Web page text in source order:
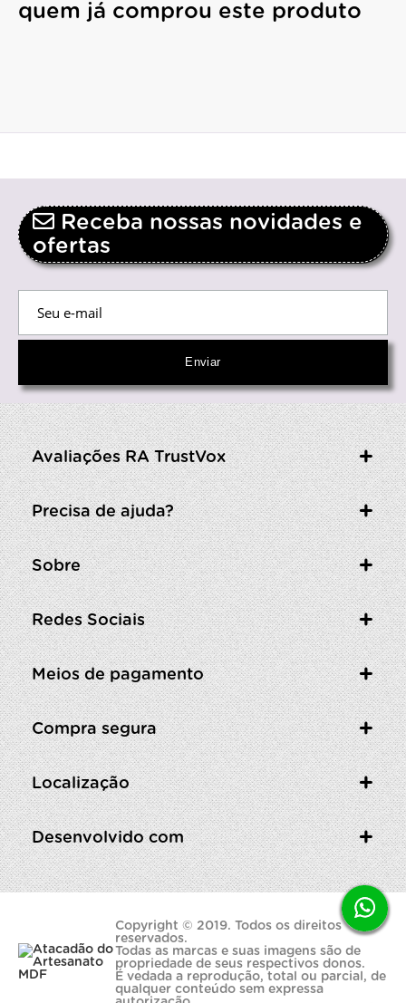
quem já comprou este produto
Receba nossas novidades e
ofertas
Avaliações RA TrustVox
Precisa de ajuda?
Sobre
Redes Sociais
Meios de pagamento
Compra segura
Localização
Desenvolvido com
Copyright © 2019. Todos os direitos
reservados.
Todas as marcas e suas imagens são de
propriedade de seus respectivos donos.
É vedada a reprodução, total ou parcial, de
qualquer conteúdo sem expressa